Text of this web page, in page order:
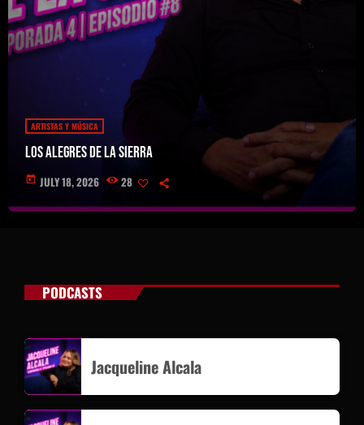
ARTISTAS Y MÚSICA
Los Alegres de la Sierra
today JULY 18, 2026 28
PODCASTS
Jacqueline Alcala